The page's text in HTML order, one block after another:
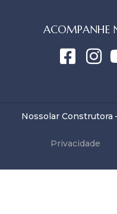
ACOMPANHE
Nossolar Construtora
Privacidade